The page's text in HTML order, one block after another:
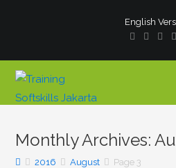
English
Monthly Archives:
2016 August Page 3